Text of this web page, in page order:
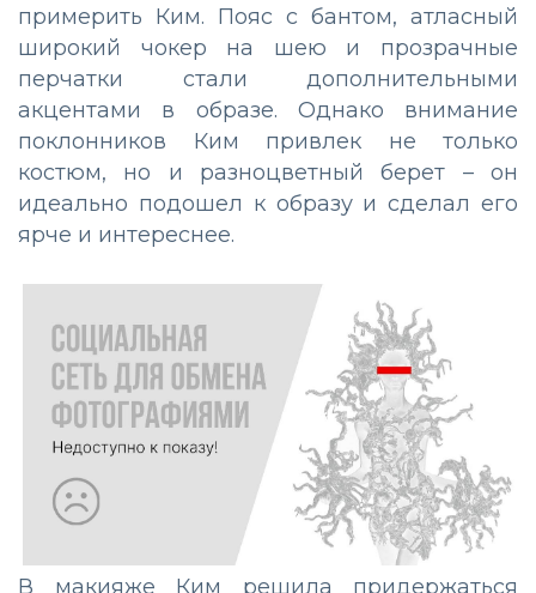
примерить Ким. Пояс с бантом, атласный
широкий чокер на шею и прозрачные
перчатки стали дополнительными
акцентами в образе. Однако внимание
поклонников Ким привлек не только
костюм, но и разноцветный берет – он
идеально подошел к образу и сделал его
ярче и интереснее.
В макияже Ким решила придержаться